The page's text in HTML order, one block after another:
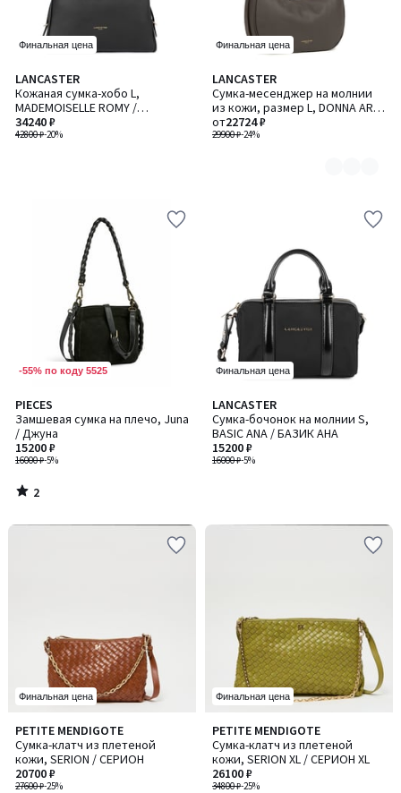
Финальная цена
LANCASTER
Кожаная сумка-хобо L,
MADEMOISELLE ROMY /
МАДМУАЗЕЛЬ РОУМИ
42800 ₽-20%
34240 ₽
Финальная цена
LANCASTER
Сумка-месенджер на молнии
из кожи, размер L, DONNA ARIA
/ ДОННА АРИА
29900 ₽-24%
от22724 ₽
Количество
цветов:
2
-55% по коду 5525
PIECES
Замшевая сумка на плечо, Juna
/ Джуна
16000 ₽-5%
15200 ₽
2
/
5
2
/
Финальная цена
LANCASTER
Сумка-бочонок на молнии S,
BASIC ANA / БАЗИК АНА
16000 ₽-5%
15200 ₽
Финальная цена
PETITE MENDIGOTE
Сумка-клатч из плетеной
кожи, SERION / СЕРИОН
27600 ₽-25%
20700 ₽
Финальная цена
PETITE MENDIGOTE
Сумка-клатч из плетеной
кожи, SERION XL / СЕРИОН XL
34800 ₽-25%
26100 ₽